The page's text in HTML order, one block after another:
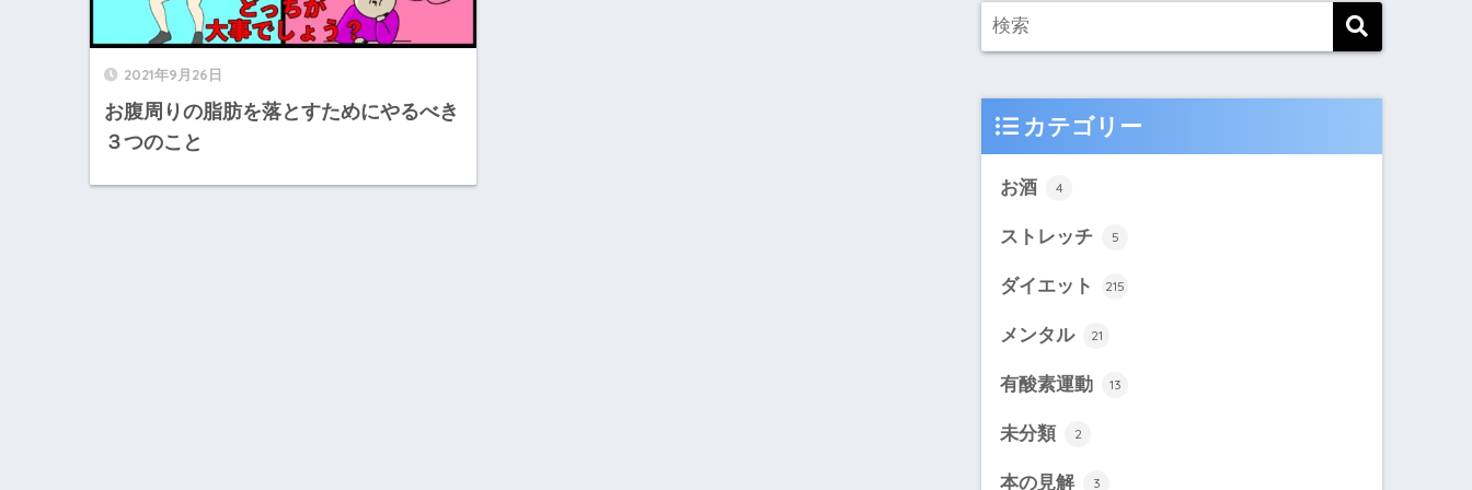
2021年9月26日
お腹周りの脂肪を落とすためにやるべき
３つのこと
カテゴリー
お酒 4
ストレッチ 5
ダイエット 215
メンタル 21
有酸素運動 13
未分類 2
本の見解 3